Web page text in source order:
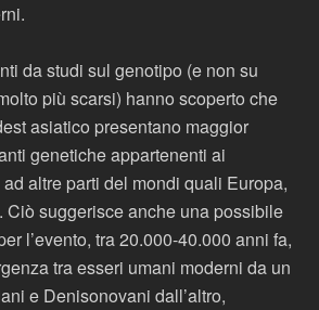
da studi sul genotipo (e non su
più scarsi) hanno scoperto che
asiatico presentano maggior
genetiche appartenenti ai
altre parti del mondi quali Europa,
Ciò suggerisce anche una possibile
l’evento, tra 20.000-40.000 anni fa,
tra esseri umani moderni da un
e Denisonovani dall’altro,